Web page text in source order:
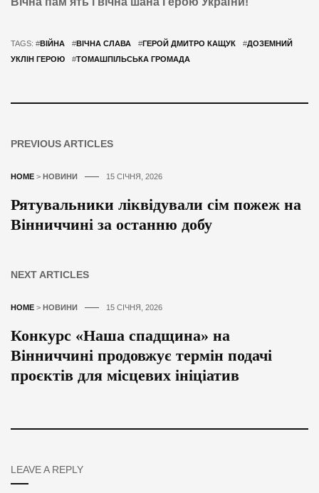
TAGS: #ВІЙНА #ВІЧНА СЛАВА #ГЕРОЙ ДМИТРО КАЩУК #ДОЗЕМНИЙ
УКЛІН ГЕРОЮ
#ТОМАШПІЛЬСЬКА ГРОМАДА
PREVIOUS ARTICLES
HOME > НОВИНИ 15 СІЧНЯ, 2026
Рятувальники ліквідували сім пожеж на
Вінниччині за останню добу
NEXT ARTICLES
HOME > НОВИНИ 15 СІЧНЯ, 2026
Конкурс «Наша спадщина» на
Вінниччині продовжує термін подачі
проєктів для місцевих ініціатив
LEAVE A REPLY